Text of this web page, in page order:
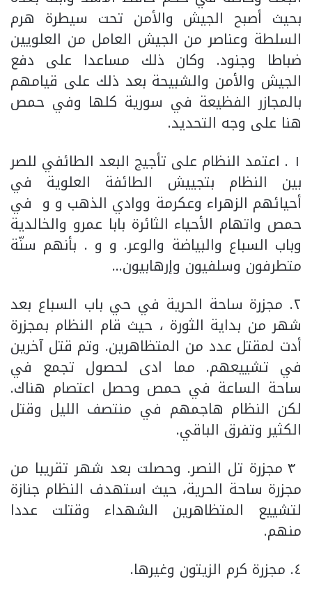
بحيث أصبح الجيش والأمن تحت سيطرة هرم
السلطة وعناصر من الجيش العامل من العلويين
ضباطا وجنود. وكان ذلك مساعدا على دفع
الجيش والأمن والشبيحة بعد ذلك على قيامهم
بالمجازر الفظيعة في سورية كلها وفي حمص
هنا على وجه التحديد.
١ . اعتمد النظام على تأجيج البعد الطائفي للصر
بين النظام بتجييش الطائفة العلوية في
أحيائهم الزهراء وعكرمة ووادي الذهب و و في
حمص واتهام الأحياء الثائرة بابا عمرو والخالدية
وباب السباع والبياضة والوعر. و و . بأنهم سنّة
متطرفون وسلفيون وإرهابيون…
٢. مجزرة ساحة الحرية في حي باب السباع بعد
شهر من بداية الثورة ، حيث قام النظام بمجزرة
أدت لمقتل عدد من المتظاهرين. وتم قتل آخرين
في تشييعهم. مما ادى لحصول تجمع في
ساحة الساعة في حمص وحصل اعتصام هناك.
لكن النظام هاجمهم في منتصف الليل وقتل
الكثير وتفرق الباقي.
٣ مجزرة تل النصر. وحصلت بعد شهر تقريبا من
مجزرة ساحة الحرية، حيث استهدف النظام جنازة
لتشييع المتظاهرين الشهداء وقتلت عددا
منهم.
٤. مجزرة كرم الزيتون وغيرها.